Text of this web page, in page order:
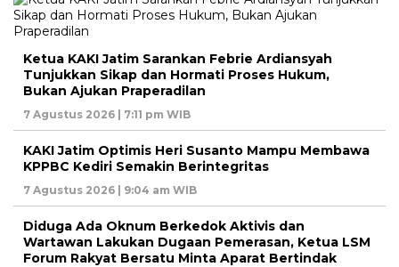
Ketua KAKI Jatim Sarankan Febrie Ardiansyah
Tunjukkan Sikap dan Hormati Proses Hukum,
Bukan Ajukan Praperadilan
7 Agustus 2026 | 7:11 pm WIB
KAKI Jatim Optimis Heri Susanto Mampu Membawa
KPPBC Kediri Semakin Berintegritas
7 Agustus 2026 | 9:04 am WIB
Diduga Ada Oknum Berkedok Aktivis dan
Wartawan Lakukan Dugaan Pemerasan, Ketua LSM
Forum Rakyat Bersatu Minta Aparat Bertindak